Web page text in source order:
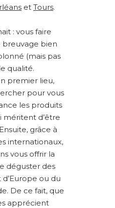
et Tours.
: vous faire
breuvage bien
(mais pas
qualité.
premier lieu,
pour vous
les produits
méritent d’être
grâce à
internationaux,
vous offrir la
déguster des
ou du
De ce fait, que
apprécient